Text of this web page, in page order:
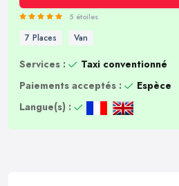
5 étoiles
7 Places Van
Services :
Taxi conventionné
Paiements acceptés :
Espèce
Langue(s) :